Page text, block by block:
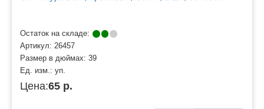
Остаток на складе:
Артикул: 26457
Размер в дюймах: 39
Ед. изм.: уп.
Цена:65 р.